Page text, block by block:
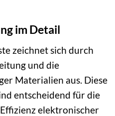
im Detail
zeichnet sich durch
und die
Materialien aus. Diese
entscheidend für die
elektronischer